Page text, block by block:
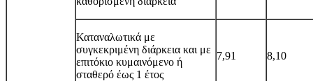
Καταναλωτικά με
συγκεκριμένη διάρκεια και με
επιτόκιο κυμαινόμενο ή
σταθερό έως 1 έτος
7,91 8,10